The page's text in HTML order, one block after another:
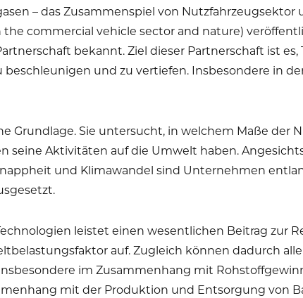
– das Zusammenspiel von
commercial vehicle sector and nature)
bekannt. Ziel dieser Partnerschaft ist
und zu vertiefen. Insbesondere in
Grundlage. Sie untersucht, in welchem Maße der
seine Aktivitäten auf die Umwelt haben.
und Klimawandel sind Unternehmen
leistet einen wesentlichen Beitrag zur
auf. Zugleich können dadurch
im Zusammenhang mit
mit der Produktion und Entsorgung von